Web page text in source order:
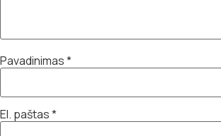
Pavadinimas*
El. paštas*